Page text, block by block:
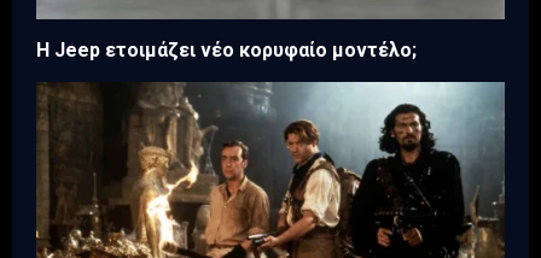
H Jeep ετοιμάζει νέο κορυφαίο μοντέλο;